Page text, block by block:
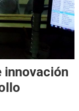
innovación